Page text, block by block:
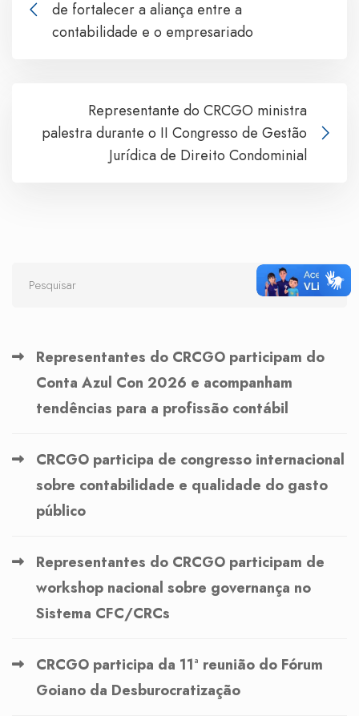
de fortalecer a aliança entre a
contabilidade e o empresariado
Representante do CRCGO ministra
palestra durante o II Congresso de Gestão
Jurídica de Direito Condominial
Representantes do CRCGO participam do
Conta Azul Con 2026 e acompanham
tendências para a profissão contábil
CRCGO participa de congresso internacional
sobre contabilidade e qualidade do gasto
público
Representantes do CRCGO participam de
workshop nacional sobre governança no
Sistema CFC/CRCs
CRCGO participa da 11ª reunião do Fórum
Goiano da Desburocratização